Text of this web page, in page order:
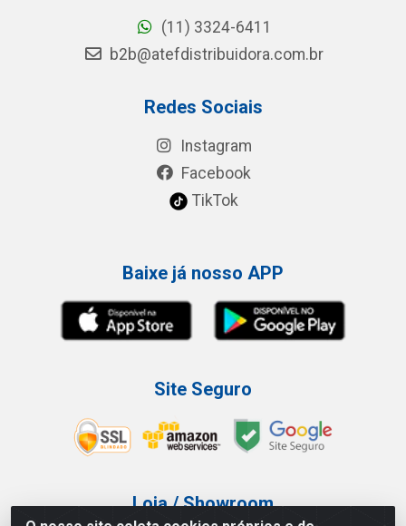
(11) 3324-6411
b2b@atefdistribuidora.com.br
Redes Sociais
Instagram
Facebook
TikTok
Baixe já nosso APP
Site Seguro
Loja / Showroom